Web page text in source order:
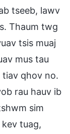
tseeb, lawv
Thaum twg
tsis muaj
mus tau
tiav qhov no.
rau hauv ib
sim
tuag,